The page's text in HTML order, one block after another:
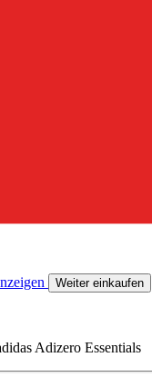
Weiter einkaufen
Adizero Essentials